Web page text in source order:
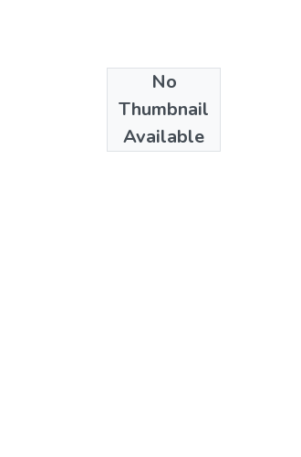
No
Thumbnail
Available
Publisher
Colciencias